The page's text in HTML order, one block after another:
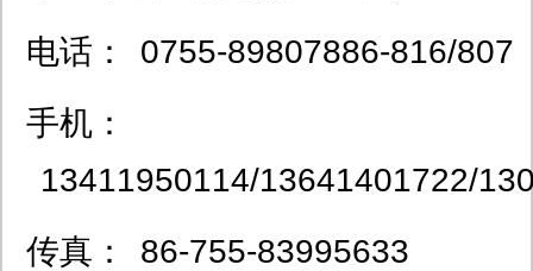
电话：
0755-89807886-816/807
手机：
13411950114/13641401722/
传真：
86-755-83995633